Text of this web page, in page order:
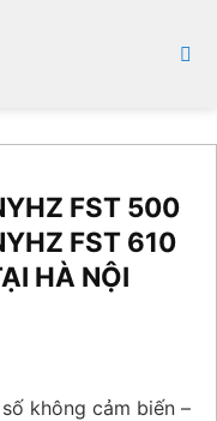
FST 500
FST 610
HÀ NỘI
không cảm biến –